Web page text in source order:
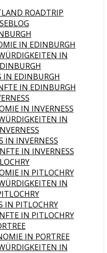
ROADTRIP
IN EDINBURGH
IN
IN EDINBURGH
IN EDINBURGH
IN INVERNESS
IN
IN INVERNESS
IN INVERNESS
IN PITLOCHRY
IN
IN PITLOCHRY
IN PITLOCHRY
IN PORTREE
IN